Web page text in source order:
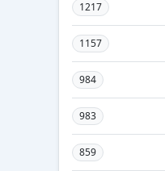
1217
1157
984
983
859